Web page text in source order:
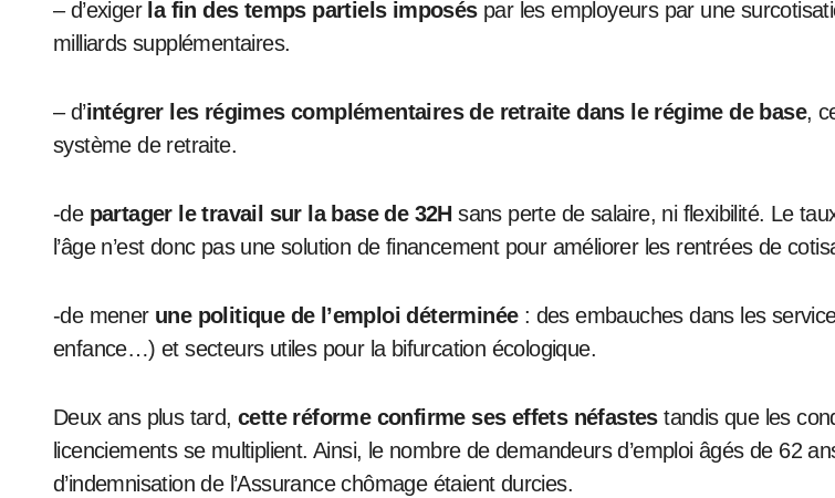
– d’exiger la fin des temps partiels imposéspar les employeurs par une
milliards supplémentaires.
– d’intégrer les régimes complémentaires de retraite dans le régime de base,
système de retraite.
-de partager le travail sur la base de 32Hsans perte de salaire, ni flexibilité. Le
l’âge n’est donc pas une solution de financement pour améliorer les rentrées de
-de mener une politique de l’emploi déterminée: des embauches dans les
enfance…) et secteurs utiles pour la bifurcation écologique.
Deux ans plus tard, cette réforme confirme ses effets néfastestandis que les
licenciements se multiplient. Ainsi, le nombre de demandeurs d’emploi âgés de 62
d’indemnisation de l’Assurance chômage étaient durcies.